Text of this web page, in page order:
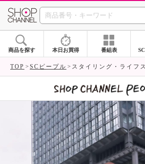
SHOP
商品を探す 本日お買得 番組表
TOP SCピープル スタイリング・ライフ